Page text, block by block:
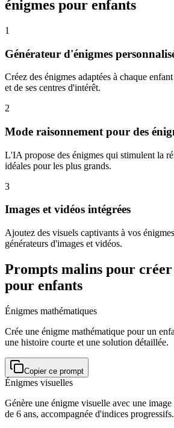
énigmes pour enfants
1
Générateur d'énigmes
Créez des énigmes adaptées à chaque
et de ses centres d'intérêt.
2
Mode raisonnement pour des
L'IA propose des énigmes qui stimulent la
idéales pour les plus grands.
3
Images et vidéos intégrées
Ajoutez des visuels captivants à vos
générateurs d'images et vidéos.
Prompts malins pour créer
pour enfants
Énigmes mathématiques
Crée une énigme mathématique pour un
une histoire courte et une solution détaillée.
Copier ce prompt
Énigmes visuelles
Génère une énigme visuelle avec une
de 6 ans, accompagnée d'indices progressifs.